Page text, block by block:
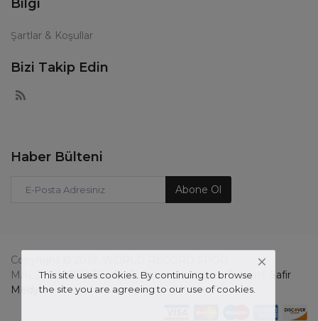
Bilgi
Şartlar & Koşullar
Bizi Takip Edin
Haber Bülteni
Abone Ol
Copyright © 2019, WORLD RECORD SPOR
MALZ.SAN.TİC.LTD.ŞTİ., Tüm hakları saklıdır. Tasarım:
Safir
Medya
This site uses cookies. By continuing to browse
the site you are agreeing to our use of cookies.